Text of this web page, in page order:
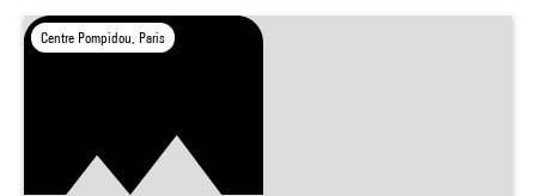
Centre Pompidou, Paris